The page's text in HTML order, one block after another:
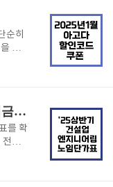
지
뉴를
확인
하세
기 홈
순히
누
할인
코
에서
를
서
2025 상반기 건설업 엔지니어링 임금 노임단가표
를 확
전년
증가